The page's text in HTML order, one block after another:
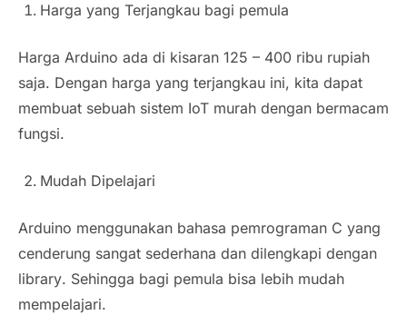
Harga yang Terjangkau bagi pemula
Harga Arduino ada di kisaran 125 – 400 ribu rupiah
saja. Dengan harga yang terjangkau ini, kita dapat
membuat sebuah sistem IoT murah dengan bermacam
fungsi.
Mudah Dipelajari
Arduino menggunakan bahasa pemrograman C yang
cenderung sangat sederhana dan dilengkapi dengan
library. Sehingga bagi pemula bisa lebih mudah
mempelajari.